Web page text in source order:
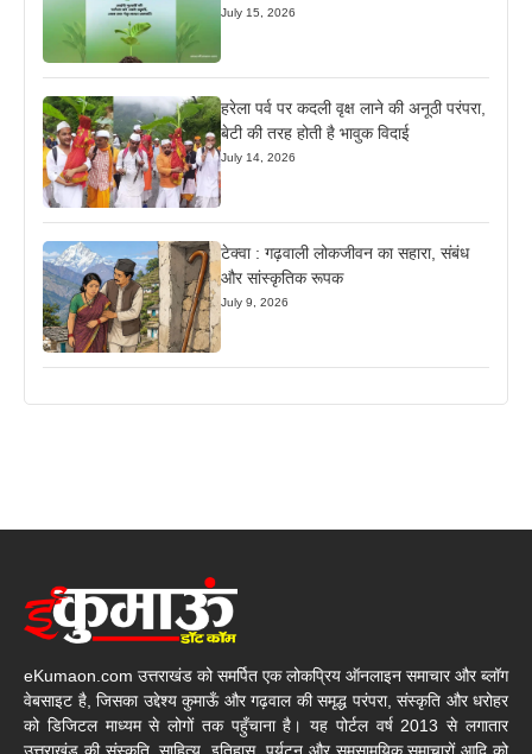
July 15, 2026
हरेला पर्व पर कदली वृक्ष लाने की अनूठी परंपरा,
बेटी की तरह होती है भावुक विदाई
July 14, 2026
टेक्वा : गढ़वाली लोकजीवन का सहारा, संबंध
और सांस्कृतिक रूपक
July 9, 2026
eKumaon.com उत्तराखंड को समर्पित एक लोकप्रिय ऑनलाइन समाचार और ब्लॉग
वेबसाइट है, जिसका उद्देश्य कुमाऊँ और गढ़वाल की समृद्ध परंपरा, संस्कृति और धरोहर
को डिजिटल माध्यम से लोगों तक पहुँचाना है। यह पोर्टल वर्ष 2013 से लगातार